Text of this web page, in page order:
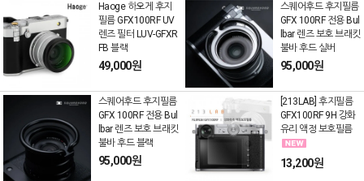
Haoge 하오게 후지
필름 GFX100RF UV
렌즈 필터 LUV-GFXR
FB 블랙
49,000원
스퀘어후드 후지필름
GFX 100RF 전용 Bul
lbar 렌즈 보호 브래킷
불바 후드 실버
95,000원
스퀘어후드 후지필름
GFX 100RF 전용 Bul
lbar 렌즈 보호 브래킷
불바 후드 블랙
95,000원
[213LAB] 후지필름
GFX100RF 9H 강화
유리 액정 보호필름
13,200원